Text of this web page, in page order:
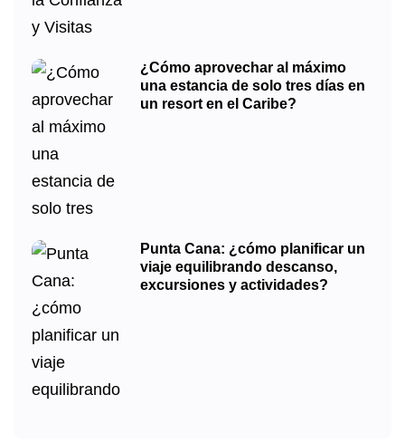
¿Cómo aprovechar al máximo
una estancia de solo tres días en
un resort en el Caribe?
Punta Cana: ¿cómo planificar un
viaje equilibrando descanso,
excursiones y actividades?